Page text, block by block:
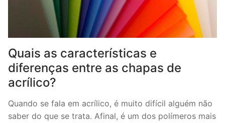
Quais as características e
diferenças entre as chapas de
acrílico?
Quando se fala em acrílico, é muito difícil alguém não
saber do que se trata. Afinal, é um dos polímeros mais